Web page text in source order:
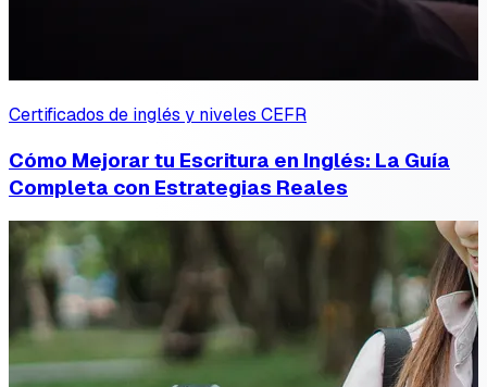
Certificados de inglés y niveles CEFR
Cómo Mejorar tu Escritura en Inglés: La Guía
Completa con Estrategias Reales